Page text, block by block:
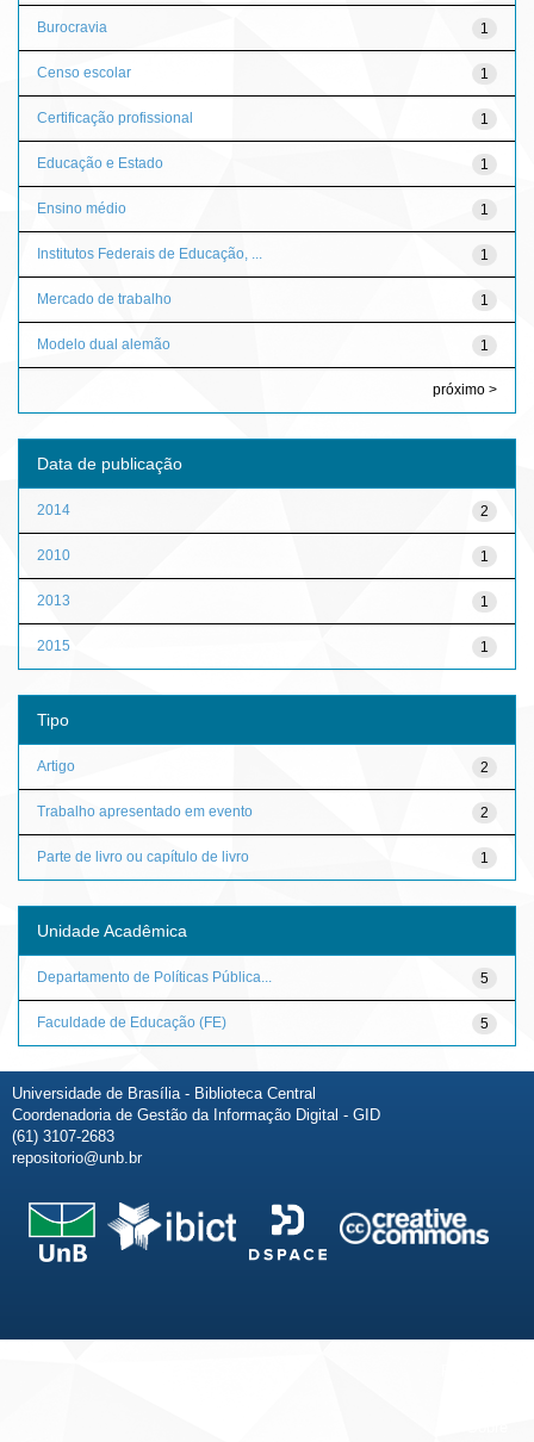
1
Burocravia
1
Censo escolar
1
Certificação profissional
1
Educação e Estado
1
Ensino médio
1
Institutos Federais de Educação, ...
1
Mercado de trabalho
1
Modelo dual alemão
próximo >
Data de publicação
2
2014
1
2010
1
2013
1
2015
Tipo
2
Artigo
2
Trabalho apresentado em evento
1
Parte de livro ou capítulo de livro
Unidade Acadêmica
5
Departamento de Políticas Pública...
5
Faculdade de Educação (FE)
Universidade de Brasília - Biblioteca Central
Coordenadoria de Gestão da Informação Digital - GID
(61) 3107-2683
repositorio@unb.br